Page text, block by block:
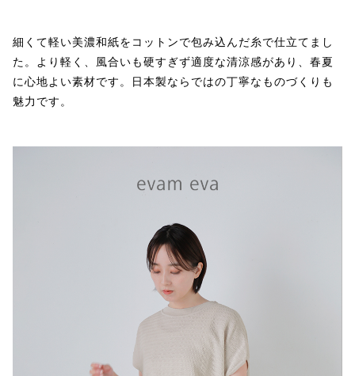
細くて軽い美濃和紙をコットンで包み込んだ糸で仕立てまし
た。より軽く、風合いも硬すぎず適度な清涼感があり、春夏
に心地よい素材です。日本製ならではの丁寧なものづくりも
魅力です。